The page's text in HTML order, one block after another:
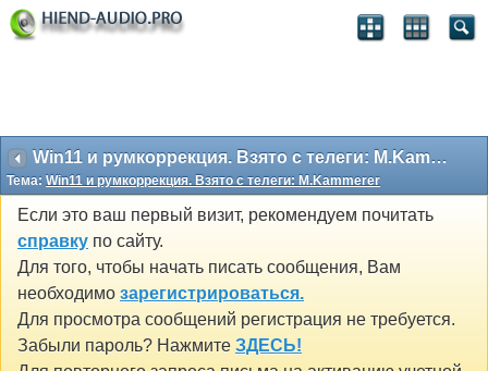
Win11 и румкоррекция. Взято с телеги: M.Kammerer
Тема: Win11 и румкоррекция. Взято с телеги: M.Kammerer
Если это ваш первый визит, рекомендуем почитать
справку по сайту.
Для того, чтобы начать писать сообщения, Вам
необходимо зарегистрироваться.
Для просмотра сообщений регистрация не требуется.
Забыли пароль? Нажмите ЗДЕСЬ!